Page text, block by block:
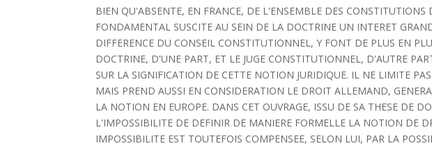
BIEN QU'ABSENTE, EN FRANCE, DE L'ENSEMBLE DES
FONDAMENTAL SUSCITE AU SEIN DE LA DOCTRINE UN INTERET
DIFFERENCE DU CONSEIL CONSTITUTIONNEL, Y FONT DE PLUS EN
DOCTRINE, D'UNE PART, ET LE JUGE CONSTITUTIONNEL, D'AUTRE
SUR LA SIGNIFICATION DE CETTE NOTION JURIDIQUE. IL NE LIMITE
MAIS PREND AUSSI EN CONSIDERATION LE DROIT ALLEMAND,
LA NOTION EN EUROPE. DANS CET OUVRAGE, ISSU DE SA THESE DE
L'IMPOSSIBILITE DE DEFINIR DE MANIERE FORMELLE LA NOTION DE
IMPOSSIBILITE EST TOUTEFOIS COMPENSEE, SELON LUI, PAR LA